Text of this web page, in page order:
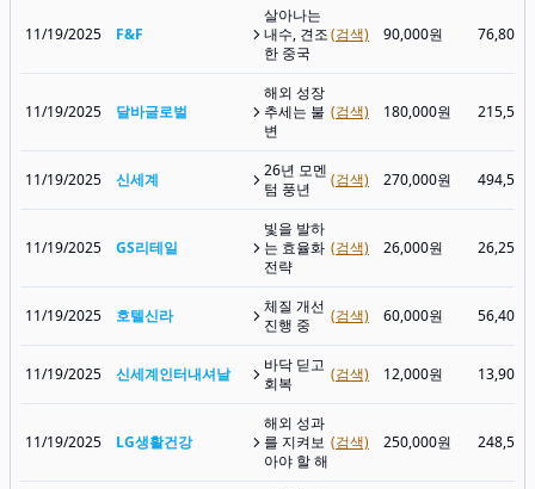
11/19/2025 F&F
살아나는
내수, 견조
한 중국
(검색) 90,000원 76,800
11/19/2025 달바글로벌
해외 성장
추세는 불
변
(검색) 180,000원 215,500
11/19/2025 신세계
26년 모멘
텀 풍년
(검색) 270,000원 494,500
11/19/2025 GS리테일
빛을 발하
는 효율화
전략
(검색) 26,000원 26,250
11/19/2025 호텔신라
체질 개선
진행 중
(검색) 60,000원 56,400
11/19/2025 신세계인터내셔날
바닥 딛고
회복
(검색) 12,000원 13,900
11/19/2025 LG생활건강
해외 성과
를 지켜보
아야 할 해
(검색) 250,000원 248,500